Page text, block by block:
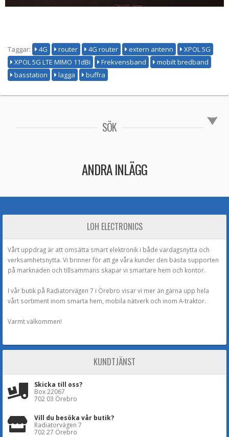
Taggar: 4G router 4G router extern antenn
XPOL 5G
XPOL 5G LTE MIMO 11dBi
Frekvensband
mobilt bredband
basstation
lagga buffra
SÖK
ANDRA INLÄGG
LOH ELECTRONICS
Vårt uppdrag är att omsätta smart elektronik i både vardagsnytta och
verksamhetsnytta. Vi brinner för att ge våra kunder den bästa supporten
på marknaden och tillsammans skapar vi smartare hem och kontor.
I vår butik på Radiatorvägen 7 i Örebro visar vi mer än gärna upp hela
vårt sortiment inom smarta hem, mobila nätverk och inom A-traktor.
Varmt välkommen!
KUNDTJÄNST
Skicka till oss?
Box 22067
702 03 Örebro
Vill du besöka vår butik?
Radiatorvägen 7
702 27 Örebro